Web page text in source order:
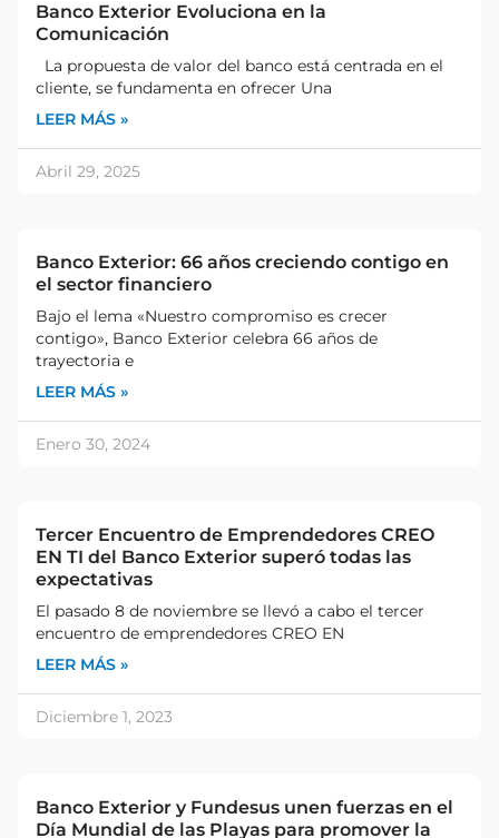
Banco Exterior Evoluciona en la
Comunicación
La propuesta de valor del banco está centrada en el
cliente, se fundamenta en ofrecer Una
LEER MÁS »
Abril 29, 2025
Banco Exterior: 66 años creciendo contigo en
el sector financiero
Bajo el lema «Nuestro compromiso es crecer
contigo», Banco Exterior celebra 66 años de
trayectoria e
LEER MÁS »
Enero 30, 2024
Tercer Encuentro de Emprendedores CREO
EN TI del Banco Exterior superó todas las
expectativas
El pasado 8 de noviembre se llevó a cabo el tercer
encuentro de emprendedores CREO EN
LEER MÁS »
Diciembre 1, 2023
Banco Exterior y Fundesus unen fuerzas en el
Día Mundial de las Playas para promover la